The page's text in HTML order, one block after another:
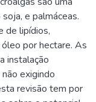
e palmáceas.
de lipídios,
por hectare. As
instalação
exigindo
revisão tem por